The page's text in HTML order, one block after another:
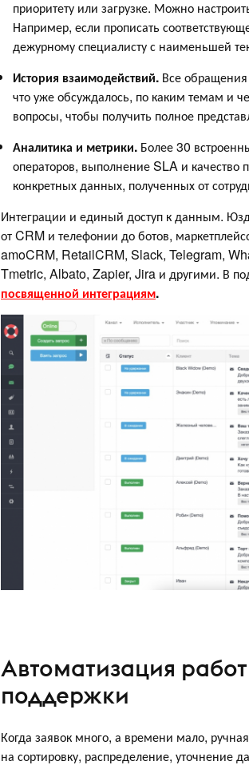
приоритету или загрузке. Можно
Например, если прописать
дежурному специалисту с наименьшей
История взаимодействий. Все обращения
что уже обсуждалось, по каким темам и
вопросы, чтобы получить полное
Аналитика и метрики. Более 30
операторов, выполнение SLA и
конкретных данных, полученных от
Интеграции и единый доступ к данным.
от CRM и телефонии до ботов,
amoCRM, RetailCRM, Slack, Telegram,
Tmetric, Albato, Zapier, Jira и другими. В
посвященной интеграциям.
Автоматизация
поддержки
Когда заявок много, а времени мало,
на сортировку, распределение, уточнение